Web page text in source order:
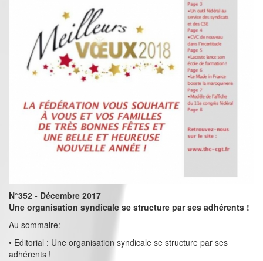
N°352 - Décembre 2017
Une organisation syndicale se structure par ses adhérents !
Au sommaire:
• Editorial : Une organisation syndicale se structure par ses
adhérents !